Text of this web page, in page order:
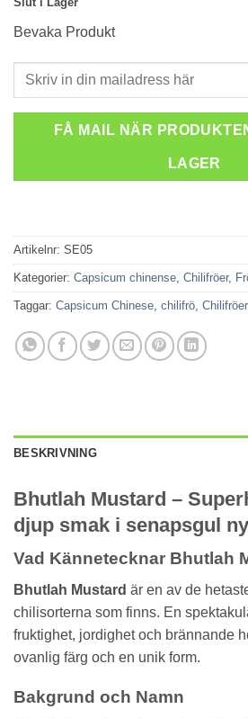
Bevaka Produkt
FÅ MAIL NÄR
LAGER
Artikelnr: SE05
Kategorier: Capsicum chinense Chilifröer,
Taggar: Capsicum Chinese chilifrö Chilifröer,
BESKRIVNING
Bhutlah Mustard –
djup smak i senapsgul
Vad Kännetecknar Bhutlah
Bhutlah Mustard är en av de
chilisorterna som finns. En
fruktighet, jordighet och brännande
ovanlig färg och en unik form.
Bakgrund och Namn